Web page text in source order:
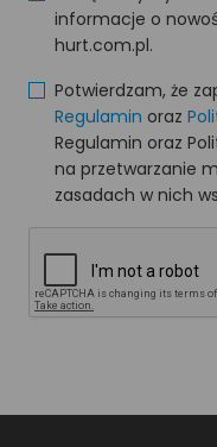
informacje o
hurt.com.pl.
Potwierdzam, że
Regulamin oraz
Regulamin oraz
na przetwarzanie
zasadach w nich